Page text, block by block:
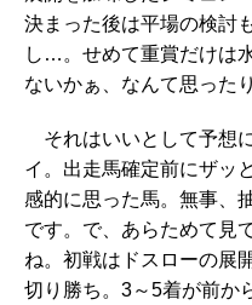
決まった後は平場の検討
し…。せめて重賞だけは
ないかぁ、なんて思った
それはいいとして予想
イ。出走馬確定前にザッ
感的に思った馬。無事、
です。で、あらためて見
ね。初戦はドスローの展
切り勝ち。3～5着が前か